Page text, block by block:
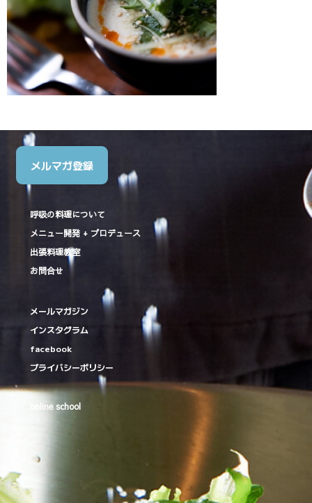
メルマガ登録
呼吸の料理について
メニュー開発 + プロデュース
出張料理教室
お問合せ
メールマガジン
インスタグラム
facebook
プライバシーポリシー
online school